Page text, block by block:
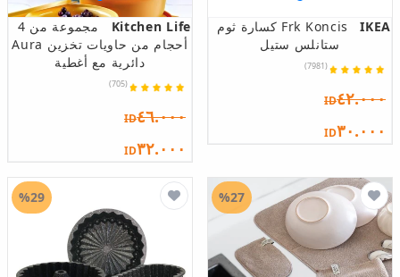
IKEA
Frk Koncis كسارة ثوم
ستانلس ستيل
(7981)
ID٤٢.٠٠٠
ID٣٠.٠٠٠
Kitchen Life
مجموعة من 4
أحجام من حاويات تخزين Aura
دائرية مع أغطية
(705)
ID٤٦.٠٠٠
ID٣٢.٠٠٠
%27
%29